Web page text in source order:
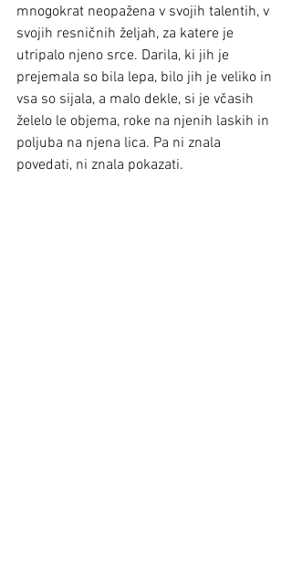
mnogokrat neopažena v svojih talentih, v
svojih resničnih željah, za katere je
utripalo njeno srce. Darila, ki jih je
prejemala so bila lepa, bilo jih je veliko in
vsa so sijala, a malo dekle, si je včasih
želelo le objema, roke na njenih laskih in
poljuba na njena lica. Pa ni znala
povedati, ni znala pokazati.